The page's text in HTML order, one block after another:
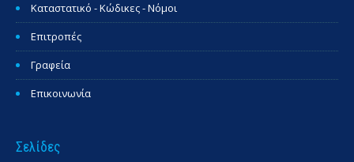
Καταστατικό - Κώδικες - Νόμοι
Επιτροπές
Γραφεία
Επικοινωνία
Σελίδες